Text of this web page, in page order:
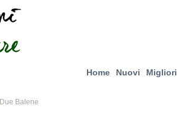
Home Nuovi Migliori
Due Balene